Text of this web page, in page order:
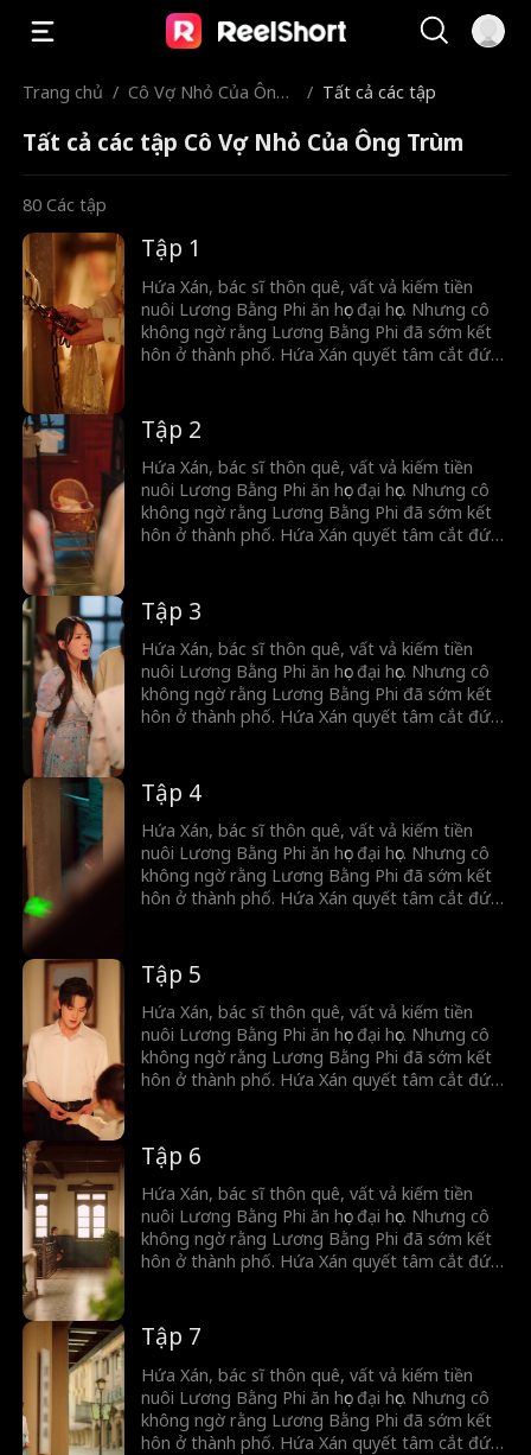
Trang chủ / Cô Vợ Nhỏ Của Ông
/ Tất cả các tập
Tất cả các tập Cô Vợ Nhỏ Của Ông Trùm
80 Các tập
Tập 1
Hứa Xán, bác sĩ thôn quê, vất vả kiếm tiền
nuôi Lương Bằng Phi ăn học đại học. Nhưng cô
không ngờ rằng Lương Bằng Phi đã sớm kết
hôn ở thành phố. Hứa Xán quyết tâm cắt đứt
gặp đã đem lòng yêu Hứa Xán, thậm chí còn
cầu hôn cô. Bên ngoài anh là người quyết
đoán, lạnh lùng, nhưng khi về nhà lại hóa
thành chú cún nhỏ ngoan ngoãn chỉ biết nghe
lời vợ.
Tập 2
Hứa Xán, bác sĩ thôn quê, vất vả kiếm tiền
nuôi Lương Bằng Phi ăn học đại học. Nhưng cô
không ngờ rằng Lương Bằng Phi đã sớm kết
hôn ở thành phố. Hứa Xán quyết tâm cắt đứt
gặp đã đem lòng yêu Hứa Xán, thậm chí còn
cầu hôn cô. Bên ngoài anh là người quyết
đoán, lạnh lùng, nhưng khi về nhà lại hóa
thành chú cún nhỏ ngoan ngoãn chỉ biết nghe
lời vợ.
Tập 3
Hứa Xán, bác sĩ thôn quê, vất vả kiếm tiền
nuôi Lương Bằng Phi ăn học đại học. Nhưng cô
không ngờ rằng Lương Bằng Phi đã sớm kết
hôn ở thành phố. Hứa Xán quyết tâm cắt đứt
gặp đã đem lòng yêu Hứa Xán, thậm chí còn
cầu hôn cô. Bên ngoài anh là người quyết
đoán, lạnh lùng, nhưng khi về nhà lại hóa
thành chú cún nhỏ ngoan ngoãn chỉ biết nghe
lời vợ.
Tập 4
Hứa Xán, bác sĩ thôn quê, vất vả kiếm tiền
nuôi Lương Bằng Phi ăn học đại học. Nhưng cô
không ngờ rằng Lương Bằng Phi đã sớm kết
hôn ở thành phố. Hứa Xán quyết tâm cắt đứt
gặp đã đem lòng yêu Hứa Xán, thậm chí còn
cầu hôn cô. Bên ngoài anh là người quyết
đoán, lạnh lùng, nhưng khi về nhà lại hóa
thành chú cún nhỏ ngoan ngoãn chỉ biết nghe
lời vợ.
Tập 5
Hứa Xán, bác sĩ thôn quê, vất vả kiếm tiền
nuôi Lương Bằng Phi ăn học đại học. Nhưng cô
không ngờ rằng Lương Bằng Phi đã sớm kết
hôn ở thành phố. Hứa Xán quyết tâm cắt đứt
gặp đã đem lòng yêu Hứa Xán, thậm chí còn
cầu hôn cô. Bên ngoài anh là người quyết
đoán, lạnh lùng, nhưng khi về nhà lại hóa
thành chú cún nhỏ ngoan ngoãn chỉ biết nghe
lời vợ.
Tập 6
Hứa Xán, bác sĩ thôn quê, vất vả kiếm tiền
nuôi Lương Bằng Phi ăn học đại học. Nhưng cô
không ngờ rằng Lương Bằng Phi đã sớm kết
hôn ở thành phố. Hứa Xán quyết tâm cắt đứt
gặp đã đem lòng yêu Hứa Xán, thậm chí còn
cầu hôn cô. Bên ngoài anh là người quyết
đoán, lạnh lùng, nhưng khi về nhà lại hóa
thành chú cún nhỏ ngoan ngoãn chỉ biết nghe
lời vợ.
Tập 7
Hứa Xán, bác sĩ thôn quê, vất vả kiếm tiền
nuôi Lương Bằng Phi ăn học đại học. Nhưng cô
không ngờ rằng Lương Bằng Phi đã sớm kết
hôn ở thành phố. Hứa Xán quyết tâm cắt đứt